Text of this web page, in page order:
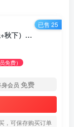
2024朱韬初二数学s网课教程暑秋班（秋上+秋下） 百度网盘分享
免费）
身会员 免费
，可保存购买订单
已售 25